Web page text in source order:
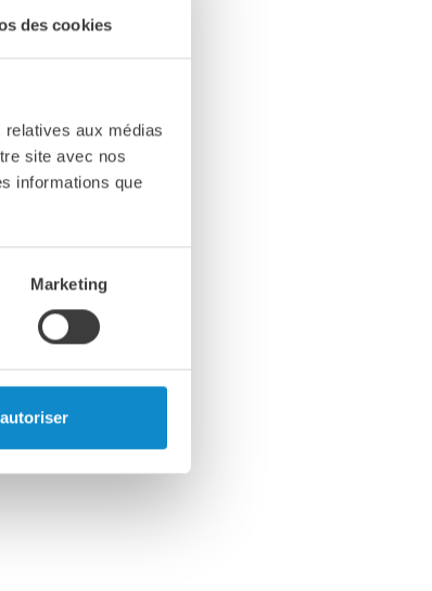
des cookies
aux médias
site avec nos
informations que
Marketing